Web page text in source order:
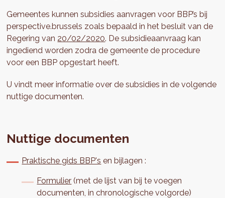
Gemeentes kunnen subsidies aanvragen voor BBP’s bij
perspective.brussels zoals bepaald in het besluit van de
Regering van 20/02/2020. De subsidieaanvraag kan
ingediend worden zodra de gemeente de procedure
voor een BBP opgestart heeft.
U vindt meer informatie over de subsidies in de volgende
nuttige documenten.
Nuttige documenten
Praktische gids BBP's en bijlagen :
Formulier (met de lijst van bij te voegen
documenten, in chronologische volgorde)